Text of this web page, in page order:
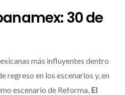
30 de
más influyentes dentro
regreso en los escenarios y, en
escenario de Reforma, El